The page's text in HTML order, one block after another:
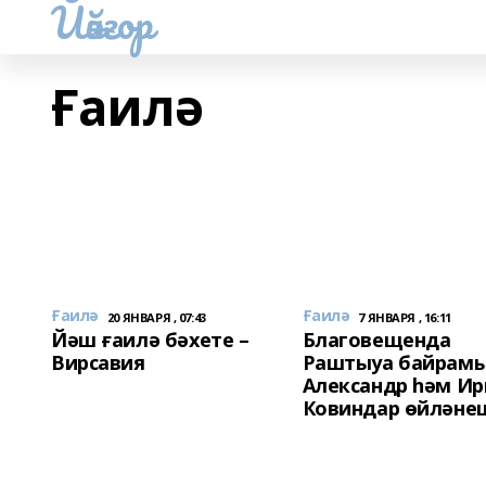
Йәйғор
Ғаилә
Ғаилә 20 ЯНВАРЯ , 07:43
Йәш ғаилә бәхете –
Вирсавия
Ғаилә 7 ЯНВАРЯ , 16:11
Благовещенда
Раштыуа
Александр һәм
Ковиндар